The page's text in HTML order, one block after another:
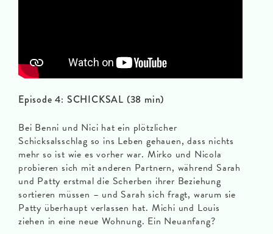
Episode 4: SCHICKSAL (38 min)
Bei Benni und Nici hat ein plötzlicher
Schicksalsschlag so ins Leben gehauen, dass nichts
mehr so ist wie es vorher war. Mirko und Nicola
probieren sich mit anderen Partnern, während Sarah
und Patty erstmal die Scherben ihrer Beziehung
sortieren müssen – und Sarah sich fragt, warum sie
Patty überhaupt verlassen hat. Michi und Louis
ziehen in eine neue Wohnung. Ein Neuanfang?